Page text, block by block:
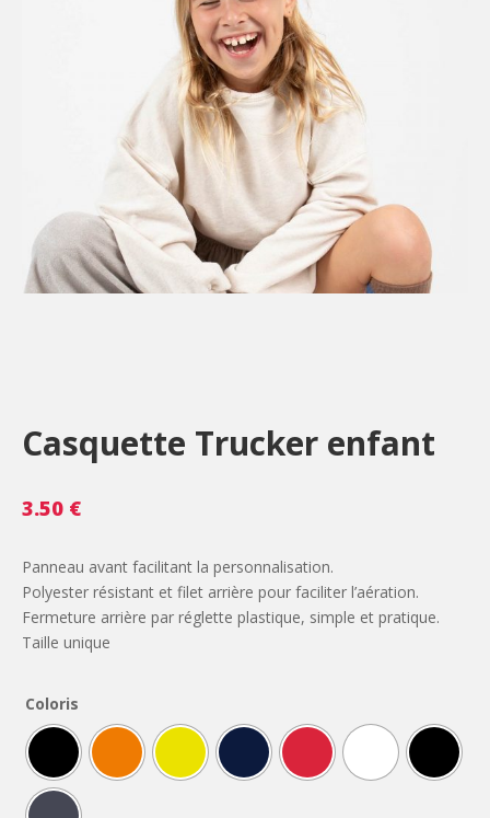
Casquette Trucker enfant
3.50 €
Panneau avant facilitant la personnalisation.
Polyester résistant et filet arrière pour faciliter l’aération.
Fermeture arrière par réglette plastique, simple et pratique.
Taille unique
Coloris